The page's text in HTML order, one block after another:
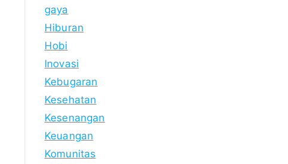
gaya
Hiburan
Hobi
Inovasi
Kebugaran
Kesehatan
Kesenangan
Keuangan
Komunitas